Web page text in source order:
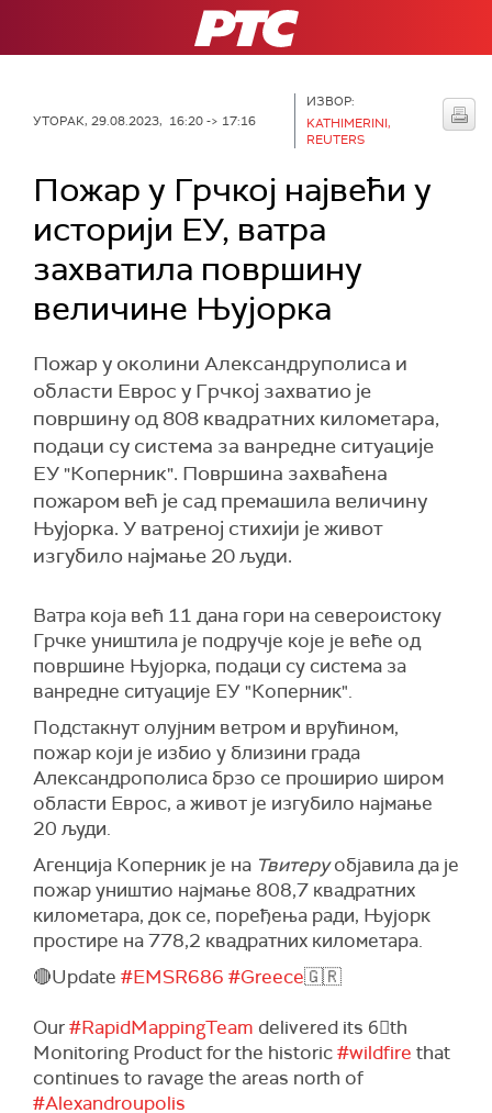
РТС
УТОРАК, 29.08.2023, 16:20 -> 17:16
ИЗВОР:
KATHIMERINI,
REUTERS
Пожар у Грчкој највећи у
историји ЕУ, ватра
захватила површину
величине Њујорка
Пожар у околини Александруполиса и
области Еврос у Грчкој захватио је
површину од 808 квадратних километара,
подаци су система за ванредне ситуације
ЕУ "Коперник". Површина захваћена
пожаром већ је сад премашила величину
Њујорка. У ватреној стихији је живот
изгубило најмање 20 људи.
Ватра која већ 11 дана гори на североистоку
Грчке уништила је подручје које је веће од
површине Њујорка, подаци су система за
ванредне ситуације ЕУ "Коперник".
Подстакнут олујним ветром и врућином,
пожар који је избио у близини града
Александрополиса брзо се проширио широм
области Еврос, а живот је изгубило најмање
20 људи.
Агенција Коперник је на Твитеруобјавила да је
пожар уништио најмање 808,7 квадратних
километара, док се, поређења ради, Њујорк
простире на 778,2 квадратних километара.
🔴Update #EMSR686 #Greece🇬🇷
Our#RapidMappingTeam delivered its 6⃣th
Monitoring Product for the historic#wildfire that
continues to ravage the areas north of
#Alexandroupolis